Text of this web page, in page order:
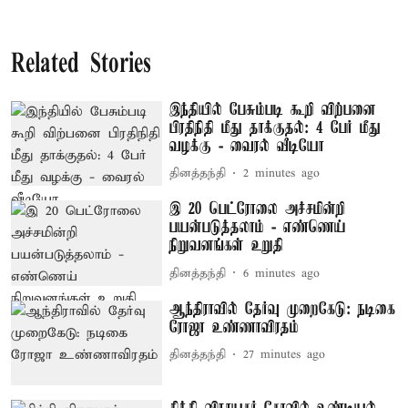
Related Stories
இந்தியில் பேசும்படி கூறி விற்பனை
பிரதிநிதி மீது தாக்குதல்: 4 பேர் மீது
வழக்கு - வைரல் வீடியோ
தினத்தந்தி 2 minutes ago
இ 20 பெட்ரோலை அச்சமின்றி
பயன்படுத்தலாம் - எண்ணெய்
நிறுவனங்கள் உறுதி
தினத்தந்தி 6 minutes ago
ஆந்திராவில் தேர்வு முறைகேடு: நடிகை
ரோஜா உண்ணாவிரதம்
தினத்தந்தி 27 minutes ago